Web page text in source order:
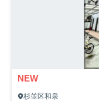
NEW
杉並区和泉